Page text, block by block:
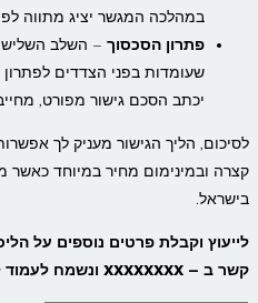
במהלכה המגשר יציג מתווה
פתרון הסכסוך – השלב
שעומדות בפני הצדדים
יכתב הסכם גישור מפורט,
לסיכום, הליך הגישור מעניק לך
קצרה ובמינימום מחיר במיוחד כאשר
בישראל.
לייעוץ וקבלת פרטים נוספים על
קשר ב – XXXXXXXX ונשמח לעמוד לרשותך.